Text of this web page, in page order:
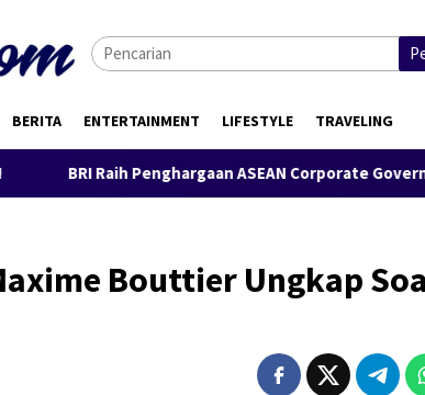
BERITA ENTERTAINMENT LIFESTYLE TRAVELING
Penghargaan ASEAN Corporate Governance
Bouttier Ungkap